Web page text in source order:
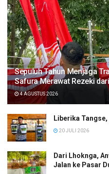
Sepuluh Tahun Menjaga
Safura Merawat Rezeki
4 AGUSTUS 2026
Liberika
20 JULI 2026
Dari Lhoknga,
Jalan ke Pasar